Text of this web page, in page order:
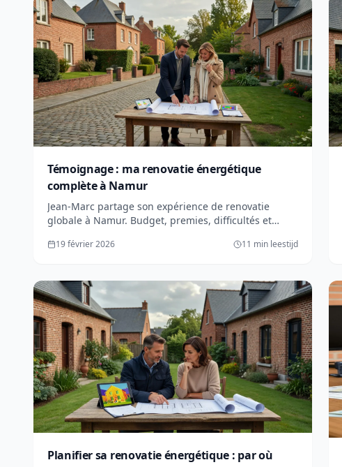
Témoignage : ma renovatie énergétique
complète à Namur
Jean-Marc partage son expérience de renovatie
globale à Namur. Budget, premies, difficultés et
authentique.
19 février 2026 11 min leestijd
Planifier sa renovatie énergétique : par où